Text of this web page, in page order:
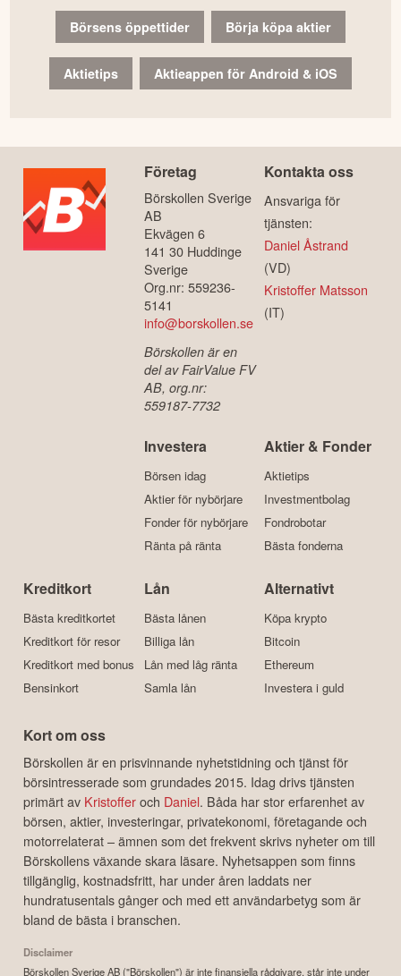
Börsens öppettider Börja köpa aktier
Aktietips Aktieappen för Android & iOS
Företag
Börskollen Sverige
AB
Ekvägen 6
141 30 Huddinge
Sverige
Org.nr: 559236-
5141
info@borskollen.se
Börskollen är en
del av FairValue FV
AB, org.nr:
559187-7732
Kontakta oss
Ansvariga för
tjänsten:
Daniel Åstrand
(VD)
Kristoffer Matsson
(IT)
Investera
Börsen idag
Aktier för nybörjare
Fonder för nybörjare
Ränta på ränta
Aktier & Fonder
Aktietips
Investmentbolag
Fondrobotar
Bästa fonderna
Kreditkort
Bästa kreditkortet
Kreditkort för resor
Kreditkort med bonus
Bensinkort
Lån
Bästa lånen
Billiga lån
Lån med låg ränta
Samla lån
Alternativt
Köpa krypto
Bitcoin
Ethereum
Investera i guld
Kort om oss
Börskollen är en prisvinnande nyhetstidning och tjänst för
börsintresserade som grundades 2015. Idag drivs tjänsten
primärt av Kristofferoch Daniel. Båda har stor erfarenhet av
börsen, aktier, investeringar, privatekonomi, företagande och
motorrelaterat – ämnen som det frekvent skrivs nyheter om till
Börskollens växande skara läsare. Nyhetsappen som finns
tillgänglig, kostnadsfritt, har under åren laddats ner
hundratusentals gånger och med ett användarbetyg som är
bland de bästa i branschen.
Disclaimer
Börskollen Sverige AB ("Börskollen") är inte finansiella rådgivare, står inte under